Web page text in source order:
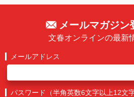
メールマガジン
文春オンラインの最新
メールアドレス
パスワード（半角英数6文字以上12文字